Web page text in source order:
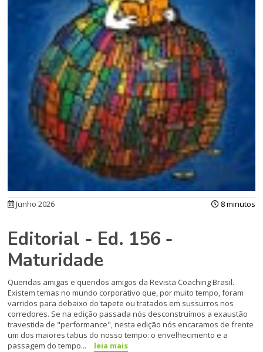
Junho 2026 8 minutos
Editorial - Ed. 156 -
Maturidade
Queridas amigas e queridos amigos da Revista Coaching Brasil.
Existem temas no mundo corporativo que, por muito tempo, foram
varridos para debaixo do tapete ou tratados em sussurros nos
corredores. Se na edição passada nós desconstruímos a exaustão
travestida de "performance", nesta edição nós encaramos de frente
um dos maiores tabus do nosso tempo: o envelhecimento e a
passagem do tempo...
leia mais